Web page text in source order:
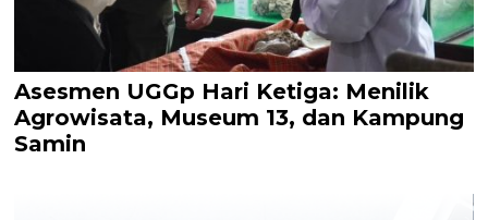
Asesmen UGGp Hari Ketiga: Menilik
Agrowisata, Museum 13, dan Kampung
Samin